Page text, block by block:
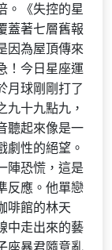
。《失控的星
蓋著七層舊報
因為屋頂傳來
！今日星座運
月球剛剛打了
九十九點九，
聽起來像是一
劇性的絕望。
陣恐慌，這是
反應。他單戀
啡館的林天
中走出來的藝
座暴君隨意亂